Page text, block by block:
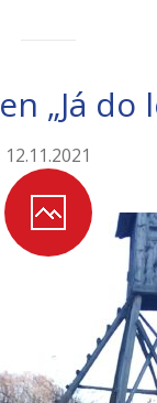
„Já do
12.11.2021